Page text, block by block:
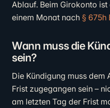
Ablauf. Beim Girokonto
einem Monat nach § 675h
Wann muss die
sein?
Die Kündigung muss dem
Frist zugegangen sein –
am letzten Tag der Frist